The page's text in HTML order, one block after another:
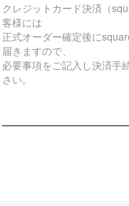
クレジットカード決済（
客様には
正式オーダー確定後に
届きますので、
必要事項をご記入し決済手
さい。